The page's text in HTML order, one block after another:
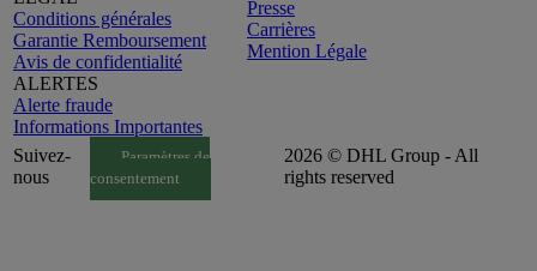
Conditions générales
Garantie Remboursement
Avis de confidentialité
ALERTES
Alerte fraude
Informations Importantes
Presse
Carrières
Mention Légale
Suivez-
nous
Paramètres de
consentement
2026 © DHL Group - All
rights reserved